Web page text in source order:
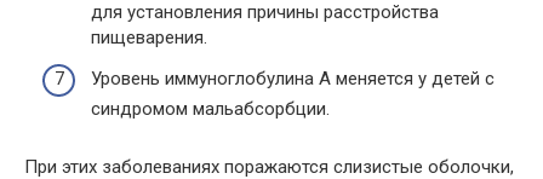
для установления причины расстройства
пищеварения.
Уровень иммуноглобулина A меняется у детей с
синдромом мальабсорбции.
При этих заболеваниях поражаются слизистые оболочки,